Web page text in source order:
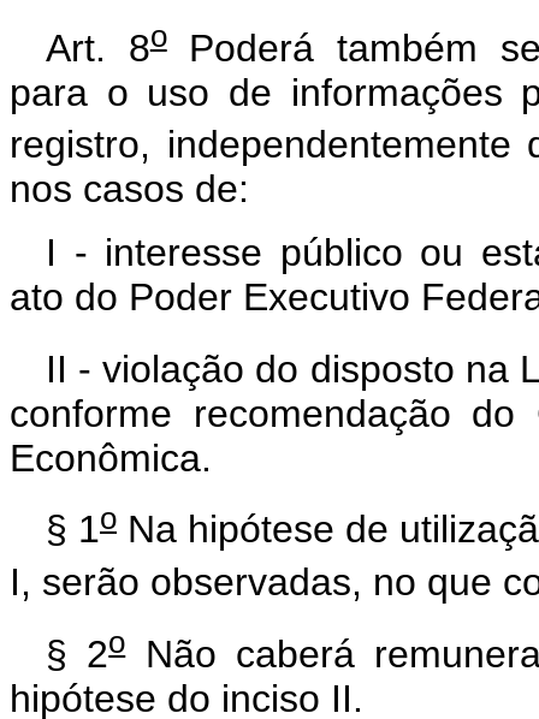
Art. 8oPoderá também
para o uso de informações
registro,
nos casos de:
I - interesse público ou
ato do Poder Executivo
II - violação do disposto na
conforme recomendação
Econômica.
§ 1o Na hipótese de
I, serão observadas, no que
§ 2oNão caberá
hipótese do inciso II.